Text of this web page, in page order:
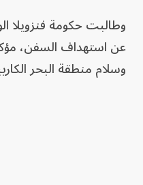
وطالبت حكومة فنزويلا
عن استهداف السفن،
وسلام منطقة البحر